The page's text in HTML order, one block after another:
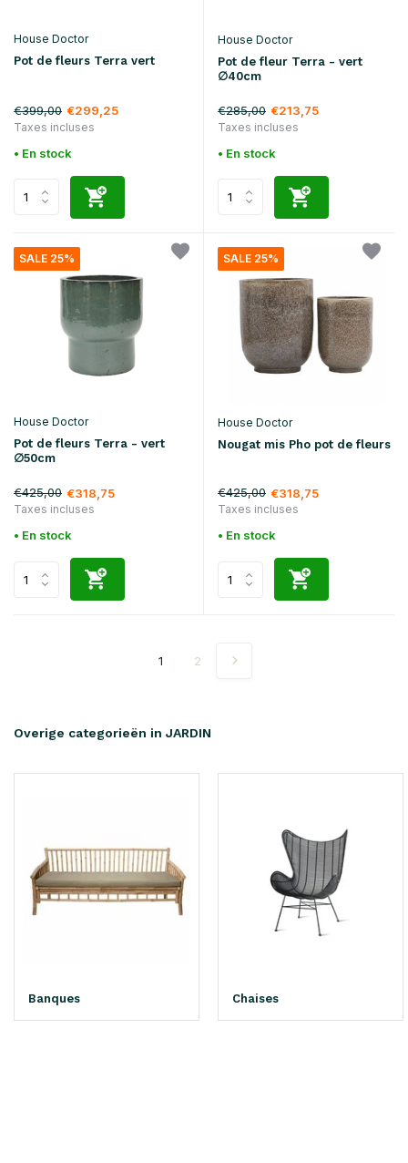
House Doctor
Pot de fleurs Terra vert
€399,00 €299,25
Taxes incluses
• En stock
House Doctor
Pot de fleur Terra - vert
∅40cm
€285,00 €213,75
Taxes incluses
• En stock
SALE 25%
House Doctor
Pot de fleurs Terra - vert
∅50cm
€425,00 €318,75
Taxes incluses
• En stock
SALE 25%
House Doctor
Nougat mis Pho pot de fleurs
€425,00 €318,75
Taxes incluses
• En stock
1 2
Overige categorieën in JARDIN
Banques Chaises